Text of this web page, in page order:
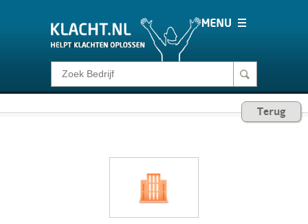
Klacht melden
Terug